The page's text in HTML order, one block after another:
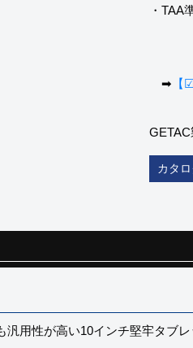
・TAA
➡ 【
カタ
汎用性が高い10インチ堅牢タブ